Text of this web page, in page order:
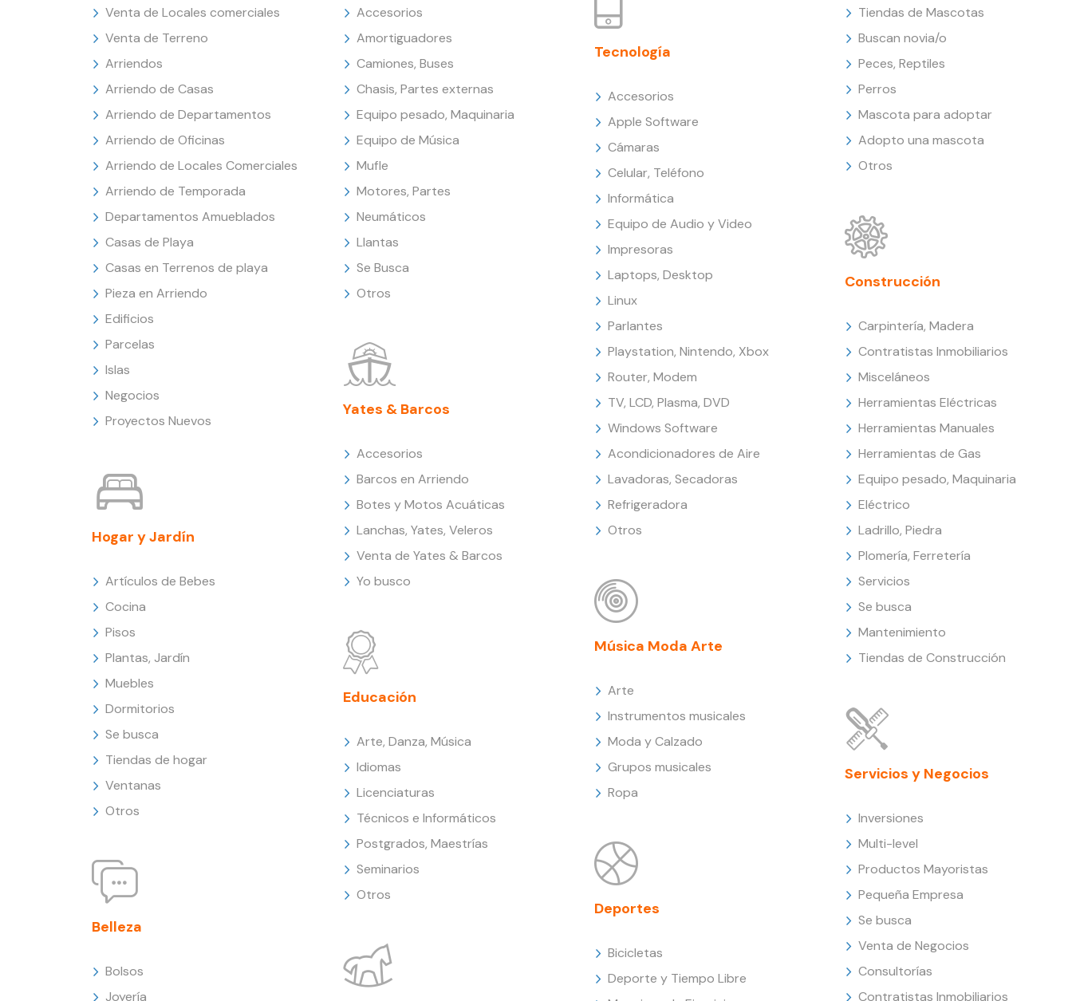
Venta de Locales comerciales
Venta de Terreno
Arriendos
Arriendo de Casas
Arriendo de Departamentos
Arriendo de Oficinas
Arriendo de Locales Comerciales
Arriendo de Temporada
Departamentos Amueblados
Casas de Playa
Casas en Terrenos de playa
Pieza en Arriendo
Edificios
Parcelas
Islas
Negocios
Proyectos Nuevos
Hogar y Jardín
Artículos de Bebes
Cocina
Pisos
Plantas, Jardín
Muebles
Dormitorios
Se busca
Tiendas de hogar
Ventanas
Otros
Belleza
Bolsos
Joyería
Accesorios
Amortiguadores
Camiones, Buses
Chasis, Partes externas
Equipo pesado, Maquinaria
Equipo de Música
Mufle
Motores, Partes
Neumáticos
Llantas
Se Busca
Otros
Yates & Barcos
Accesorios
Barcos en Arriendo
Botes y Motos Acuáticas
Lanchas, Yates, Veleros
Venta de Yates & Barcos
Yo busco
Educación
Arte, Danza, Música
Idiomas
Licenciaturas
Técnicos e Informáticos
Postgrados, Maestrías
Seminarios
Otros
Tecnología
Accesorios
Apple Software
Cámaras
Celular, Teléfono
Informática
Equipo de Audio y Video
Impresoras
Laptops, Desktop
Linux
Parlantes
Playstation, Nintendo, Xbox
Router, Modem
TV, LCD, Plasma, DVD
Windows Software
Acondicionadores de Aire
Lavadoras, Secadoras
Refrigeradora
Otros
Música Moda Arte
Arte
Instrumentos musicales
Moda y Calzado
Grupos musicales
Ropa
Deportes
Bicicletas
Deporte y Tiempo Libre
Tiendas de Mascotas
Buscan novia/o
Peces, Reptiles
Perros
Mascota para adoptar
Adopto una mascota
Otros
Construcción
Carpintería, Madera
Contratistas Inmobiliarios
Misceláneos
Herramientas Eléctricas
Herramientas Manuales
Herramientas de Gas
Equipo pesado, Maquinaria
Eléctrico
Ladrillo, Piedra
Plomería, Ferretería
Servicios
Se busca
Mantenimiento
Tiendas de Construcción
Servicios y Negocios
Inversiones
Multi-level
Productos Mayoristas
Pequeña Empresa
Se busca
Venta de Negocios
Consultorías
Contratistas Inmobiliarios